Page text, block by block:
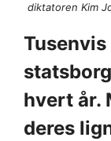
diktatoren Kim
hvert år.
deres